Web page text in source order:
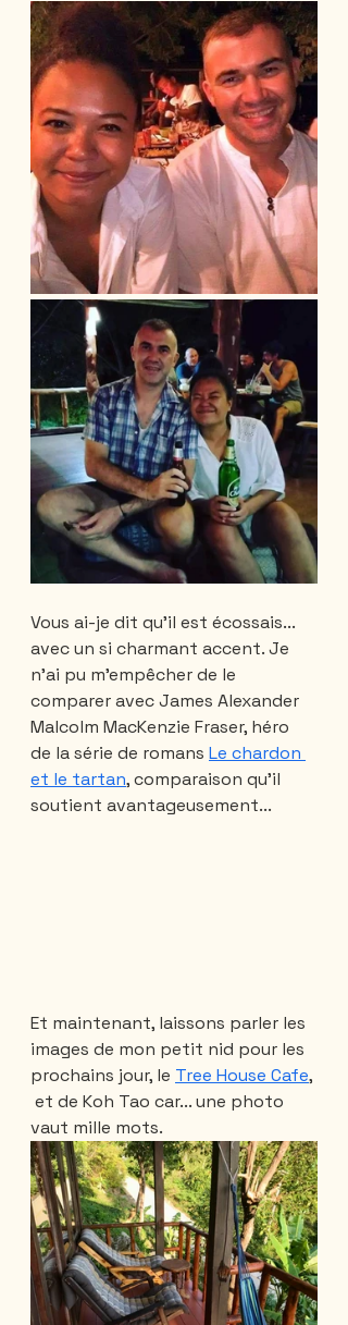
Vous ai-je dit qu'il est écossais...
avec un si charmant accent. Je
n'ai pu m'empêcher de le
comparer avec James Alexander
Malcolm MacKenzie Fraser, héro
de la série de romans Le chardon
et le tartan, comparaison qu'il
soutient avantageusement...
Et maintenant, laissons parler les
images de mon petit nid pour les
prochains jour, le Tree House Cafe,
et de Koh Tao car... une photo
vaut mille mots.